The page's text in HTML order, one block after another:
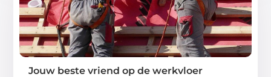
Jouw beste vriend op de werkvloer